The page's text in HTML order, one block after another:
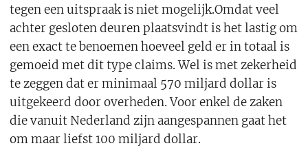
tegen een uitspraak is niet mogelijk.Omdat veel
achter gesloten deuren plaatsvindt is het lastig om
een exact te benoemen hoeveel geld er in totaal is
gemoeid met dit type claims. Wel is met zekerheid
te zeggen dat er minimaal 570 miljard dollar is
uitgekeerd door overheden. Voor enkel de zaken
die vanuit Nederland zijn aangespannen gaat het
om maar liefst 100 miljard dollar.